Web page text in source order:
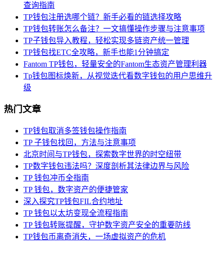
查询指南
TP钱包注册选哪个链？新手必看的链选择攻略
TP钱包转账怎么备注？一文搞懂操作步骤与注意事项
TP子钱包导入教程，轻松实现多链资产统一管理
TP钱包找ETC全攻略，新手也能1分钟搞定
Fantom TP钱包，轻量安全的Fantom生态资产管理利器
Tp钱包图标焕新，从视觉迭代看数字钱包的用户思维升
级
热门文章
TP钱包取消多签钱包操作指南
TP 子钱包找回，方法与注意事项
北京时间与TP钱包，探索数字世界的时空纽带
TP数字钱包违法吗？深度剖析其法律边界与风险
TP 钱包冲币全指南
TP 钱包，数字资产的便捷管家
深入探究TP钱包FIL合约地址
TP 钱包以太坊变现全流程指南
TP 钱包转账提醒，守护数字资产安全的重要防线
TP钱包币离奇消失，一场虚拟资产的危机